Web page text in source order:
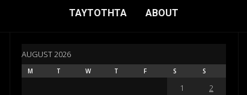
ΤΑΥΤΟΤΗΤΑ ABOUT
AUGUST 2026
M T W T F S S
1
2